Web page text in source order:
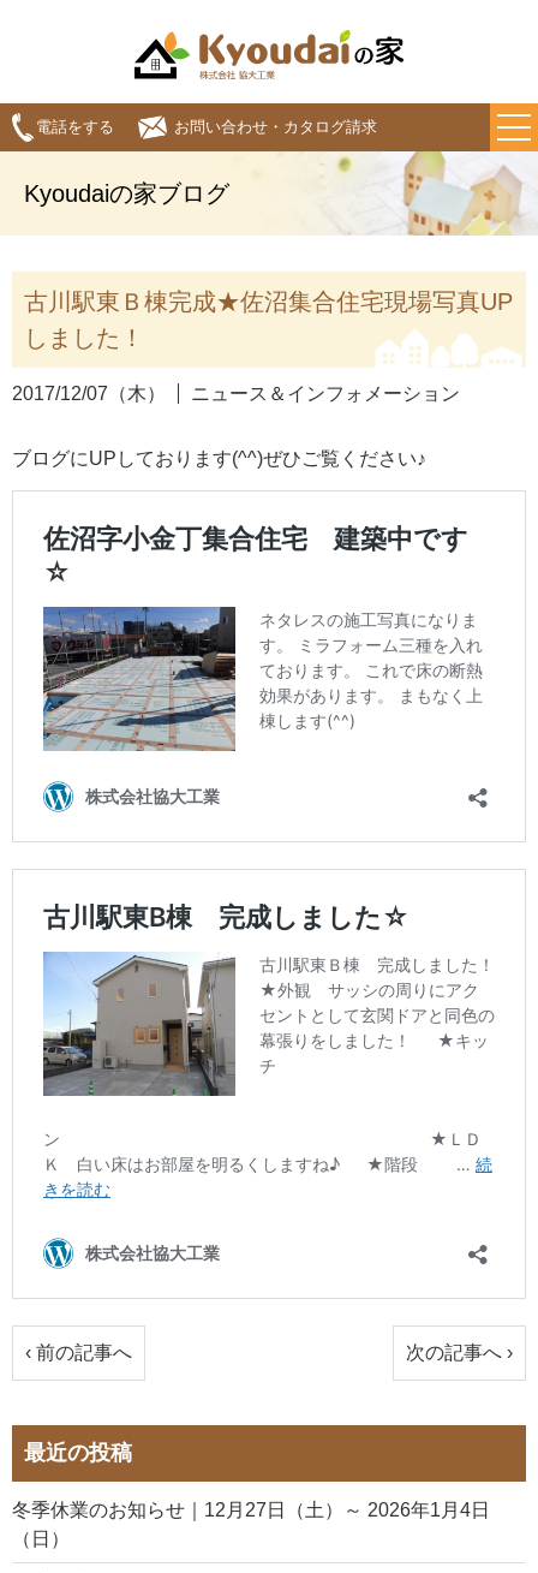
電話をする お問い合わせ・カタログ請求
Kyoudaiの家ブログ
古川駅東Ｂ棟完成★佐沼集合住宅現場写真UP
しました！
2017/12/07（木） ニュース＆インフォメーション
ブログにUPしております(^^)ぜひご覧ください♪
‹ 前の記事へ 次の記事へ ›
最近の投稿
冬季休業のお知らせ｜12月27日（土）～ 2026年1月4日
（日）